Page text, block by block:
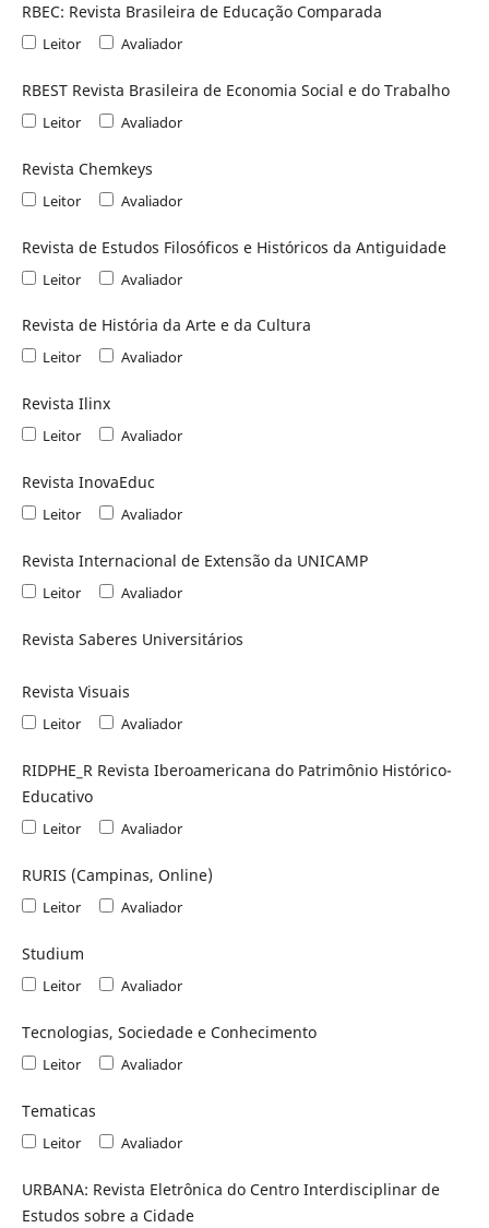
RBEC: Revista Brasileira de Educação Comparada
Leitor Avaliador
RBEST Revista Brasileira de Economia Social e do Trabalho
Leitor Avaliador
Revista Chemkeys
Leitor Avaliador
Revista de Estudos Filosóficos e Históricos da Antiguidade
Leitor Avaliador
Revista de História da Arte e da Cultura
Leitor Avaliador
Revista Ilinx
Leitor Avaliador
Revista InovaEduc
Leitor Avaliador
Revista Internacional de Extensão da UNICAMP
Leitor Avaliador
Revista Saberes Universitários
Revista Visuais
Leitor Avaliador
RIDPHE_R Revista Iberoamericana do Patrimônio Histórico-
Educativo
Leitor Avaliador
RURIS (Campinas, Online)
Leitor Avaliador
Studium
Leitor Avaliador
Tecnologias, Sociedade e Conhecimento
Leitor Avaliador
Tematicas
Leitor Avaliador
URBANA: Revista Eletrônica do Centro Interdisciplinar de
Estudos sobre a Cidade